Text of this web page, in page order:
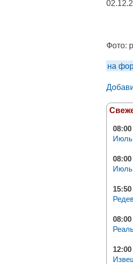
Фото:
на
08:00
Июль
08:00
Июль
15:50
08:00
12:00